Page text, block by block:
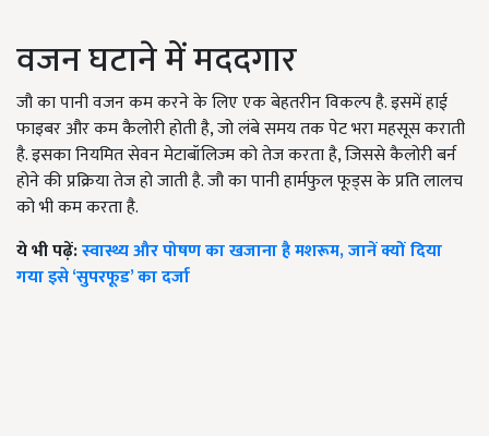
वजन घटाने में मददगार
जौ का पानी वजन कम करने के लिए एक बेहतरीन विकल्प है. इसमें हाई
फाइबर और कम कैलोरी होती है, जो लंबे समय तक पेट भरा महसूस कराती
है. इसका नियमित सेवन मेटाबॉलिज्म को तेज करता है, जिससे कैलोरी बर्न
होने की प्रक्रिया तेज हो जाती है. जौ का पानी हार्मफुल फूड्स के प्रति लालच
को भी कम करता है.
ये भी पढ़ें:स्वास्थ्य और पोषण का खजाना है मशरूम, जानें क्यों दिया
गया इसे ‘सुपरफूड’ का दर्जा